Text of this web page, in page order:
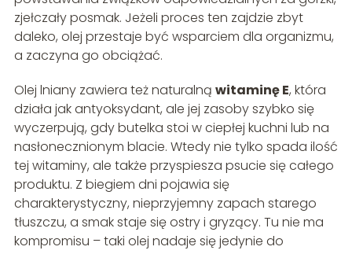
zjełczały posmak. Jeżeli proces ten zajdzie zbyt
daleko, olej przestaje być wsparciem dla organizmu,
a zaczyna go obciążać.
Olej lniany zawiera też naturalną witaminę E, która
działa jak antyoksydant, ale jej zasoby szybko się
wyczerpują, gdy butelka stoi w ciepłej kuchni lub na
nasłonecznionym blacie. Wtedy nie tylko spada ilość
tej witaminy, ale także przyspiesza psucie się całego
produktu. Z biegiem dni pojawia się
charakterystyczny, nieprzyjemny zapach starego
tłuszczu, a smak staje się ostry i gryzący. Tu nie ma
kompromisu – taki olej nadaje się jedynie do